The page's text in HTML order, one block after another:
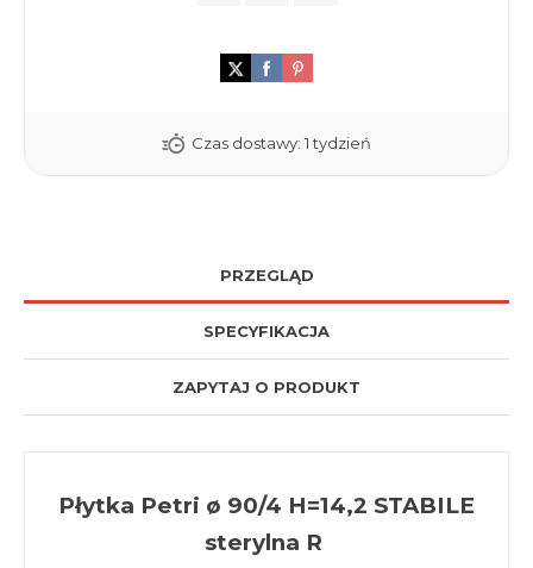
Czas dostawy: 1 tydzień
PRZEGLĄD
SPECYFIKACJA
ZAPYTAJ O PRODUKT
Płytka Petri ø 90/4 H=14,2 STABILE
sterylna R